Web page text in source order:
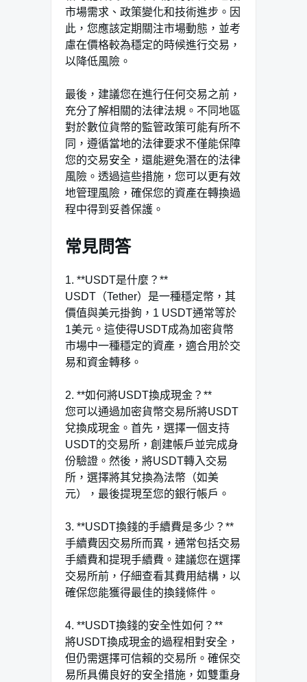
市場需求、政策變化和技術進步。因
此，您應該定期關注市場動態，並考
慮在價格較為穩定的時候進行交易，
以降低風險。
最後，建議您在進行任何交易之前，
充分了解相關的法律法規。不同地區
對於數位貨幣的監管政策可能有所不
同，遵循當地的法律要求不僅能保障
您的交易安全，還能避免潛在的法律
風險。透過這些措施，您可以更有效
地管理風險，確保您的資產在轉換過
程中得到妥善保護。
常見問答
1. **USDT是什麼？**
USDT（Tether）是一種穩定幣，其
價值與美元掛鉤，1 USDT通常等於
1美元。這使得USDT成為加密貨幣
市場中一種穩定的資產，適合用於交
易和資金轉移。
2. **如何將USDT換成現金？**
您可以通過加密貨幣交易所將USDT
兌換成現金。首先，選擇一個支持
USDT的交易所，創建帳戶並完成身
份驗證。然後，將USDT轉入交易
所，選擇將其兌換為法幣（如美
元），最後提現至您的銀行帳戶。
3. **USDT換錢的手續費是多少？**
手續費因交易所而異，通常包括交易
手續費和提現手續費。建議您在選擇
交易所前，仔細查看其費用結構，以
確保您能獲得最佳的換錢條件。
4. **USDT換錢的安全性如何？**
將USDT換成現金的過程相對安全，
但仍需選擇可信賴的交易所。確保交
易所具備良好的安全措施，如雙重身